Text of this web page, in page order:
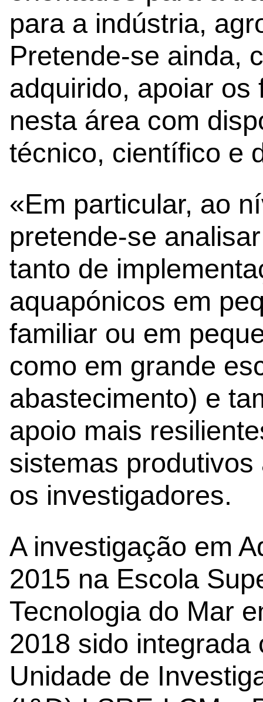
para a indústria,
Pretende-se ainda,
adquirido, apoiar
nesta área com
técnico, científico e
«Em particular, ao
pretende-se
tanto de
aquapónicos em
familiar ou em
como em grande
abastecimento) e
apoio mais
sistemas
os investigadores.
A investigação em
2015 na Escola
Tecnologia do Mar
2018 sido
Unidade de